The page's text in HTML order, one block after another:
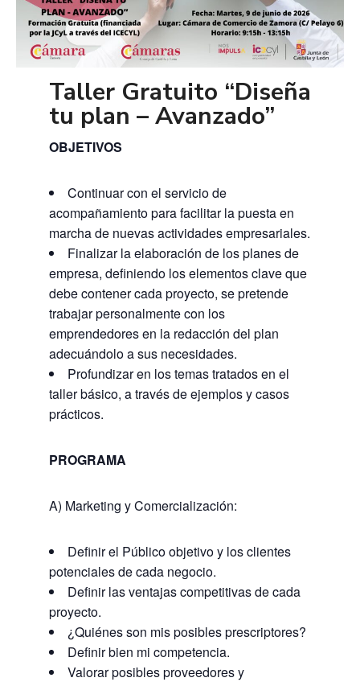
Taller Gratuito “Diseña
tu plan – Avanzado”
OBJETIVOS
Continuar con el servicio de
acompañamiento para facilitar la puesta en
marcha de nuevas actividades empresariales.
Finalizar la elaboración de los planes de
empresa, definiendo los elementos clave que
debe contener cada proyecto, se pretende
trabajar personalmente con los
emprendedores en la redacción del plan
adecuándolo a sus necesidades.
Profundizar en los temas tratados en el
taller básico, a través de ejemplos y casos
prácticos.
PROGRAMA
A) Marketing y Comercialización:
Definir el Público objetivo y los clientes
potenciales de cada negocio.
Definir las ventajas competitivas de cada
proyecto.
¿Quiénes son mis posibles prescriptores?
Definir bien mi competencia.
Valorar posibles proveedores y